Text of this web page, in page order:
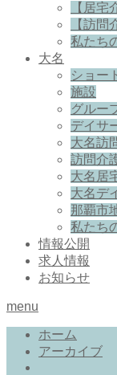
【居宅
【訪問
私たち
大名
ショー
施設
グルー
デイサ
大名訪
訪問介
大名居
大名デ
那覇市
私たち
情報公開
求人情報
お知らせ
menu
ホーム
アーカイブ